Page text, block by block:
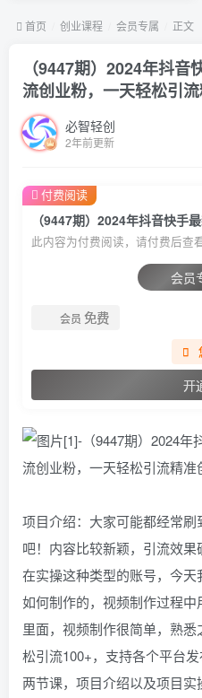
首页 创业课程 会员专属 正文
（9447期）2024年抖
流创业粉，一天轻松引
必智轻创
2年前更新
此内容为付费阅读，请付费后查
会员
会员 免费
开
付费阅读
项目介绍：大家可能都经常
吧！内容比较新颖，引流效
在实操这种类型的账号，今
如何制作的，视频制作过程
里面，视频制作很简单，熟
松引流100+，支持各个平台
两节课，项目介绍以及项目